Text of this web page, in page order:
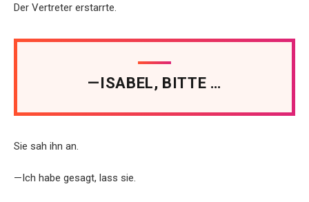
Der Vertreter erstarrte.
—ISABEL, BITTE …
Sie sah ihn an.
—Ich habe gesagt, lass sie.